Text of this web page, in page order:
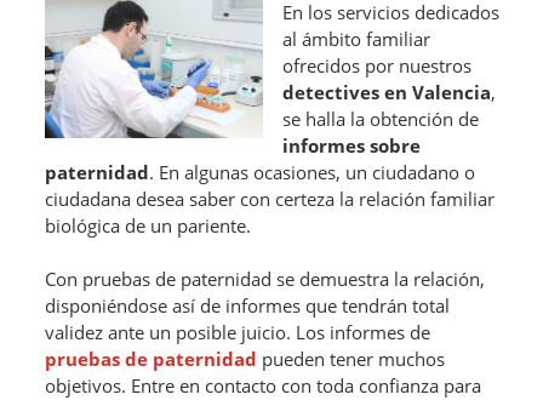
En los servicios dedicados
al ámbito familiar
ofrecidos por nuestros
detectives en Valencia,
se halla la obtención de
informes sobre
paternidad . En algunas ocasiones, un ciudadano o
ciudadana desea saber con certeza la relación familiar
biológica de un pariente.
Con pruebas de paternidad se demuestra la relación,
disponiéndose así de informes que tendrán total
validez ante un posible juicio. Los informes de
pruebas de paternidad pueden tener muchos
objetivos. Entre en contacto con toda confianza para